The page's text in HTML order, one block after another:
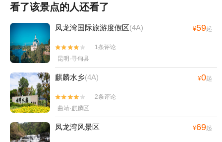
看了该景点的人还看了
凤龙湾国际旅游度假区(4A) ¥59起


1条评论
昆明·寻甸县
麒麟水乡(4A) ¥0起


2条评论
曲靖·麒麟区
凤龙湾风景区 ¥69起